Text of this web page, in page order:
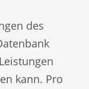
des
kann. Pro